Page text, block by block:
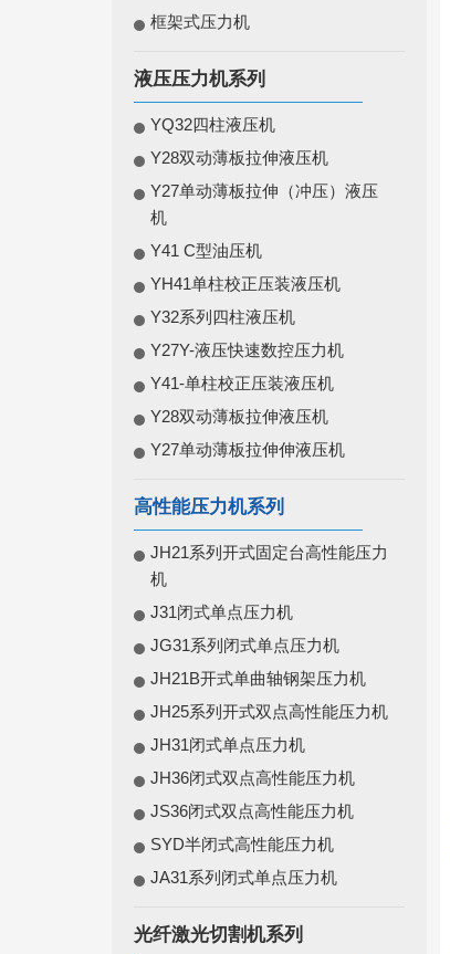
框架式压力机
液压压力机系列
YQ32四柱液压机
Y28双动薄板拉伸液压机
Y27单动薄板拉伸（冲压）液压
机
Y41 C型油压机
YH41单柱校正压装液压机
Y32系列四柱液压机
Y27Y-液压快速数控压力机
Y41-单柱校正压装液压机
Y28双动薄板拉伸液压机
Y27单动薄板拉伸伸液压机
高性能压力机系列
JH21系列开式固定台高性能压力
机
J31闭式单点压力机
JG31系列闭式单点压力机
JH21B开式单曲轴钢架压力机
JH25系列开式双点高性能压力机
JH31闭式单点压力机
JH36闭式双点高性能压力机
JS36闭式双点高性能压力机
SYD半闭式高性能压力机
JA31系列闭式单点压力机
光纤激光切割机系列